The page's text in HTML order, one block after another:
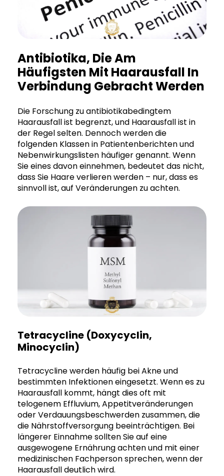
Antibiotika, Die Am
Häufigsten Mit Haarausfall In
Verbindung Gebracht Werden
Die Forschung zu antibiotikabedingtem
Haarausfall ist begrenzt, und Haarausfall ist in
der Regel selten. Dennoch werden die
folgenden Klassen in Patientenberichten und
Nebenwirkungslisten häufiger genannt. Wenn
Sie eines davon einnehmen, bedeutet das nicht,
dass Sie Haare verlieren werden – nur, dass es
sinnvoll ist, auf Veränderungen zu achten.
Tetracycline (Doxycyclin,
Minocyclin)
Tetracycline werden häufig bei Akne und
bestimmten Infektionen eingesetzt. Wenn es zu
Haarausfall kommt, hängt dies oft mit
telogenem Effluvium, Appetitveränderungen
oder Verdauungsbeschwerden zusammen, die
die Nährstoffversorgung beeinträchtigen. Bei
längerer Einnahme sollten Sie auf eine
ausgewogene Ernährung achten und mit einer
medizinischen Fachperson sprechen, wenn der
Haarausfall deutlich wird.